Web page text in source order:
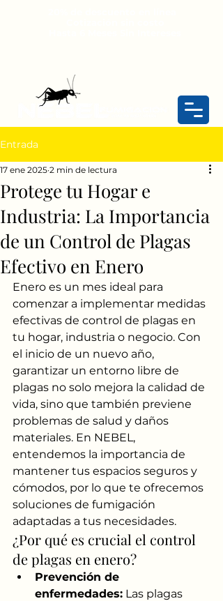
Entrada
Protege tu Hogar e
Industria: La Importancia
de un Control de Plagas
Efectivo en Enero
17 ene 2025 2 min de lectura
Enero es un mes ideal para
comenzar a implementar medidas
efectivas de control de plagas en
tu hogar, industria o negocio. Con
el inicio de un nuevo año,
garantizar un entorno libre de
plagas no solo mejora la calidad de
vida, sino que también previene
problemas de salud y daños
materiales. En NEBEL,
entendemos la importancia de
mantener tus espacios seguros y
cómodos, por lo que te ofrecemos
soluciones de fumigación
adaptadas a tus necesidades.
¿Por qué es crucial el control
de plagas en enero?
Prevención de
enfermedades: Las plagas